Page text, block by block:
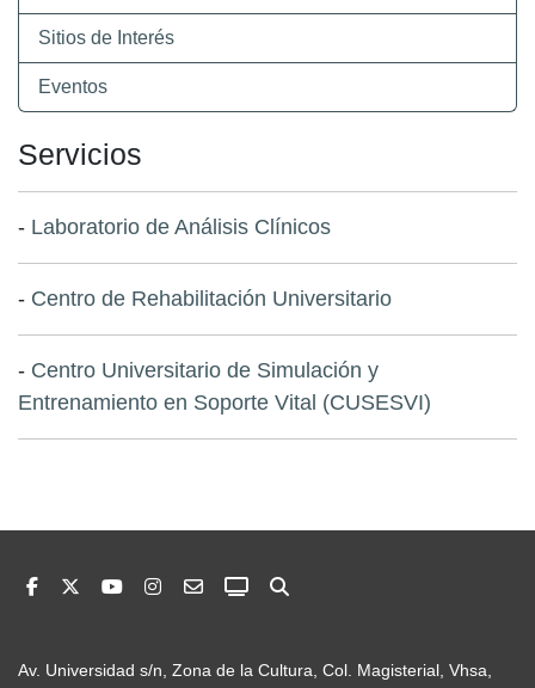
Sitios de Interés
Eventos
Servicios
- Laboratorio de Análisis Clínicos
- Centro de Rehabilitación Universitario
- Centro Universitario de Simulación y
Entrenamiento en Soporte Vital (CUSESVI)
Av. Universidad s/n, Zona de la Cultura, Col. Magisterial, Vhsa,